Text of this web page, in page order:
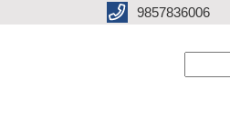
9857836006